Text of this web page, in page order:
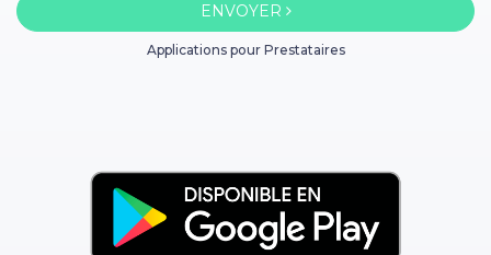
ENVOYER
Applications pour Prestataires